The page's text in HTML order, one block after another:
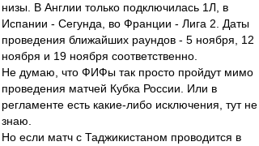
низы. В Англии только подключилась 1Л, в
Испании - Сегунда, во Франции - Лига 2. Даты
проведения ближайших раундов - 5 ноября, 12
ноября и 19 ноября соответственно.
Не думаю, что ФИФы так просто пройдут мимо
проведения матчей Кубка России. Или в
регламенте есть какие-либо исключения, тут не
знаю.
Но если матч с Таджикистаном проводится в